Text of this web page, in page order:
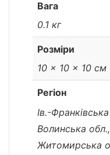
Вага
0.1 кг
Розміри
10 × 10 × 10 см
Регіон
Ів.-
Волинська
Житомирська